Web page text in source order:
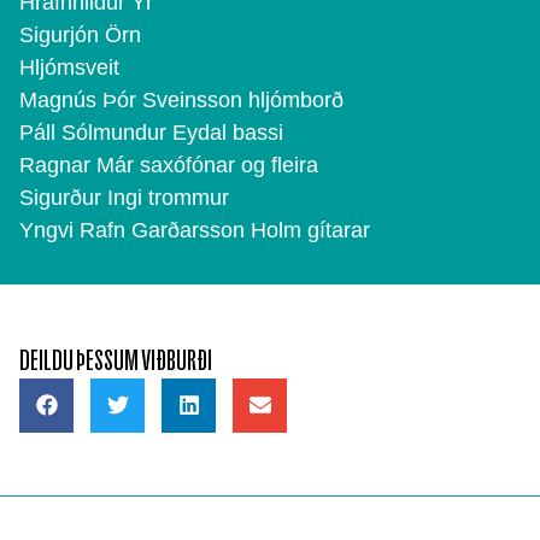
Sigurjón Örn
Hljómsveit
Magnús Þór Sveinsson hljómborð
Páll Sólmundur Eydal bassi
Ragnar Már saxófónar og fleira
Sigurður Ingi trommur
Yngvi Rafn Garðarsson Holm gítarar
DEILDU ÞESSUM VIÐBURÐI